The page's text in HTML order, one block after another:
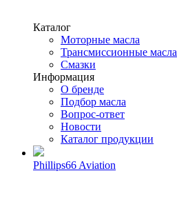
Каталог
Моторные масла
Трансмиссионные масла
Смазки
Информация
О бренде
Подбор масла
Вопрос-ответ
Новости
Каталог продукции
Phillips66 Aviation